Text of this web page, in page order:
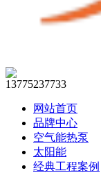
13775237733
网站首页
品牌中心
空气能热泵
太阳能
经典工程案例